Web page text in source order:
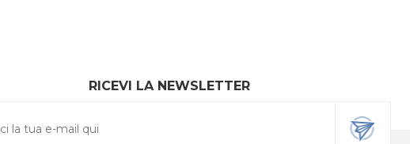
RICEVI LA NEWSLETTER